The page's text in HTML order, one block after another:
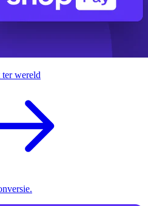
ter wereld